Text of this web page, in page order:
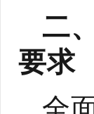
二
要求